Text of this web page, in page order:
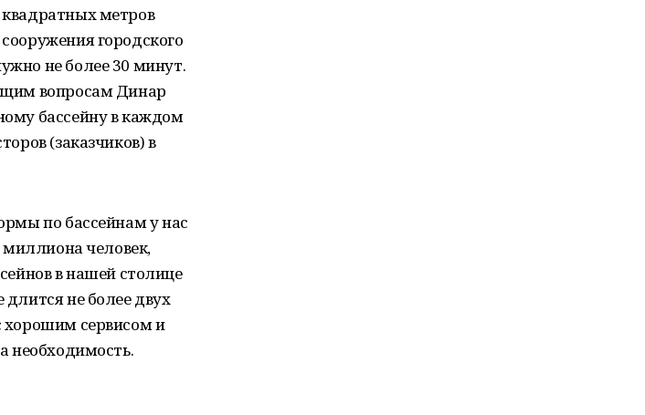
квадратных метров
городского
не более 30 минут.
вопросам Динар
бассейну в каждом
(заказчиков) в
по бассейнам у нас
миллиона человек,
в нашей столице
не более двух
хорошим сервисом и
необходимость.